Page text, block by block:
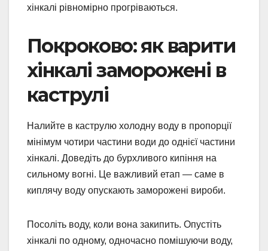
хінкалі рівномірно прогріваються.
Покроково: як варити
хінкалі заморожені в
каструлі
Налийте в каструлю холодну воду в пропорції
мінімум чотири частини води до однієї частини
хінкалі. Доведіть до бурхливого кипіння на
сильному вогні. Це важливий етап — саме в
киплячу воду опускають заморожені вироби.
Посоліть воду, коли вона закипить. Опустіть
хінкалі по одному, одночасно помішуючи воду,